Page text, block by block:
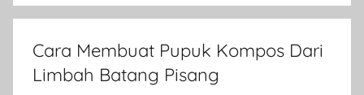
Cara Membuat Pupuk Kompos Dari
Limbah Batang Pisang